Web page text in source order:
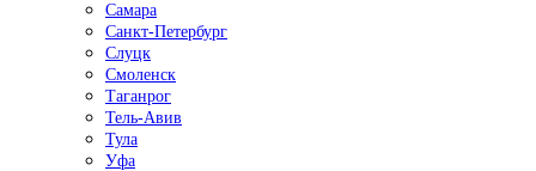
Самара
Санкт-Петербург
Слуцк
Смоленск
Таганрог
Тель-Авив
Тула
Уфа